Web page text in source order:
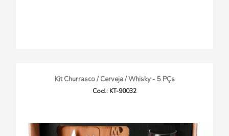
Kit Churrasco / Cerveja / Whisky - 5 PÇs
Cod.: KT-90032